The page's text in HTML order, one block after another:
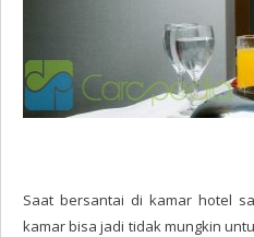
Saat bersantai di kamar hotel
kamar bisa jadi tidak mungkin